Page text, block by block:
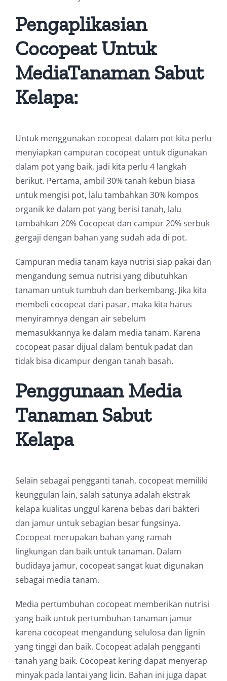
Pengaplikasian
Cocopeat Untuk
MediaTanaman Sabut
Kelapa:
Untuk menggunakan cocopeat dalam pot kita perlu
menyiapkan campuran cocopeat untuk digunakan
dalam pot yang baik, jadi kita perlu 4 langkah
berikut. Pertama, ambil 30% tanah kebun biasa
untuk mengisi pot, lalu tambahkan 30% kompos
organik ke dalam pot yang berisi tanah, lalu
tambahkan 20% Cocopeat dan campur 20% serbuk
gergaji dengan bahan yang sudah ada di pot.
Campuran media tanam kaya nutrisi siap pakai dan
mengandung semua nutrisi yang dibutuhkan
tanaman untuk tumbuh dan berkembang. Jika kita
membeli cocopeat dari pasar, maka kita harus
menyiramnya dengan air sebelum
memasukkannya ke dalam media tanam. Karena
cocopeat pasar dijual dalam bentuk padat dan
tidak bisa dicampur dengan tanah basah.
Penggunaan Media
Tanaman Sabut
Kelapa
Selain sebagai pengganti tanah, cocopeat memiliki
keunggulan lain, salah satunya adalah ekstrak
kelapa kualitas unggul karena bebas dari bakteri
dan jamur untuk sebagian besar fungsinya.
Cocopeat merupakan bahan yang ramah
lingkungan dan baik untuk tanaman. Dalam
budidaya jamur, cocopeat sangat kuat digunakan
sebagai media tanam.
Media pertumbuhan cocopeat memberikan nutrisi
yang baik untuk pertumbuhan tanaman jamur
karena cocopeat mengandung selulosa dan lignin
yang tinggi dan baik. Cocopeat adalah pengganti
tanah yang baik. Cocopeat kering dapat menyerap
minyak pada lantai yang licin. Bahan ini juga dapat